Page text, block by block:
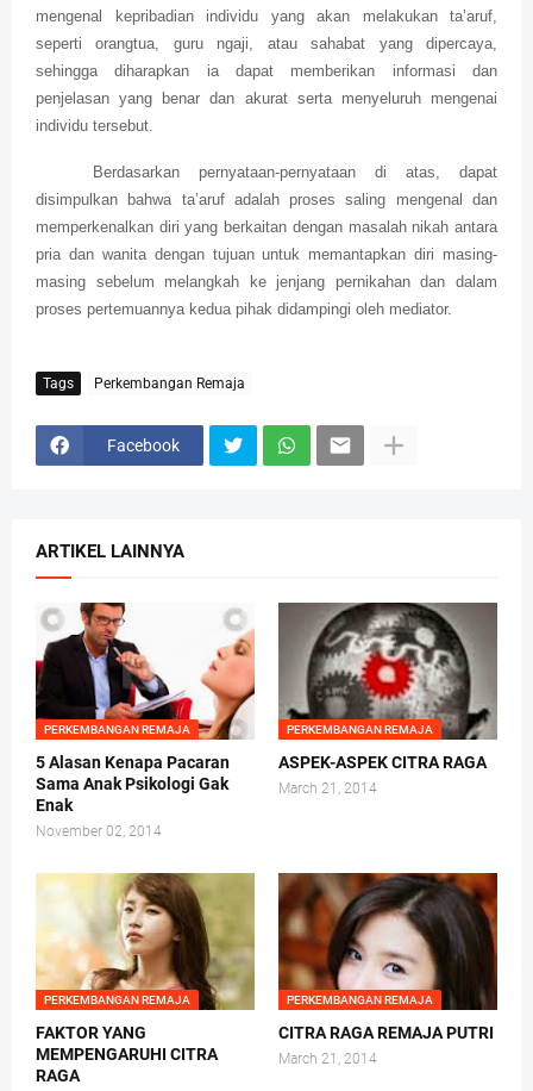
mengenal kepribadian individu yang akan melakukan ta’aruf,
seperti orangtua, guru ngaji, atau sahabat yang dipercaya,
sehingga diharapkan ia dapat memberikan informasi dan
penjelasan yang benar dan akurat serta menyeluruh mengenai
individu tersebut.
Berdasarkan pernyataan-pernyataan di atas, dapat
disimpulkan bahwa ta’aruf adalah proses saling mengenal dan
memperkenalkan diri yang berkaitan dengan masalah nikah antara
pria dan wanita dengan tujuan untuk memantapkan diri masing-
masing sebelum melangkah ke jenjang pernikahan dan dalam
proses pertemuannya kedua pihak didampingi oleh mediator.
Tags Perkembangan Remaja
Facebook
ARTIKEL LAINNYA
PERKEMBANGAN REMAJA
5 Alasan Kenapa Pacaran
Sama Anak Psikologi Gak
Enak
November 02, 2014
PERKEMBANGAN REMAJA
ASPEK-ASPEK CITRA RAGA
March 21, 2014
PERKEMBANGAN REMAJA
FAKTOR YANG
MEMPENGARUHI CITRA
RAGA
PERKEMBANGAN REMAJA
CITRA RAGA REMAJA PUTRI
March 21, 2014